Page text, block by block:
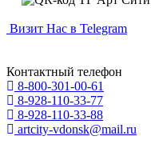
Визит Нас в Telegram
Контактный телефон
8-800-301-00-61
8-928-110-33-77
8-928-110-33-88
artcity-vdonsk@mail.ru